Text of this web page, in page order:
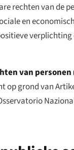
rechten van de
en
van
op grond van